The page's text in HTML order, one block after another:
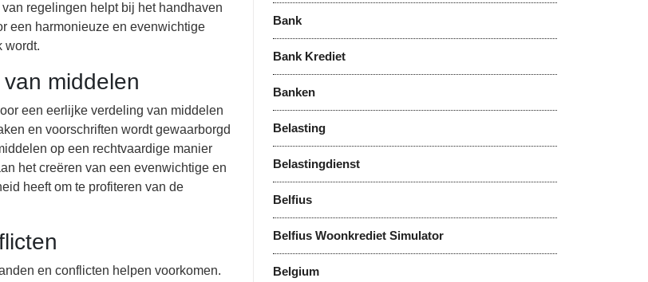
regelingen helpt bij het handhaven
een harmonieuze en evenwichtige
wordt.
middelen
een eerlijke verdeling van middelen
en voorschriften wordt gewaarborgd
op een rechtvaardige manier
het creëren van een evenwichtige en
heeft om te profiteren van de
en conflicten helpen voorkomen.
Bank
Bank Krediet
Banken
Belasting
Belastingdienst
Belfius
Belfius Woonkrediet Simulator
Belgium